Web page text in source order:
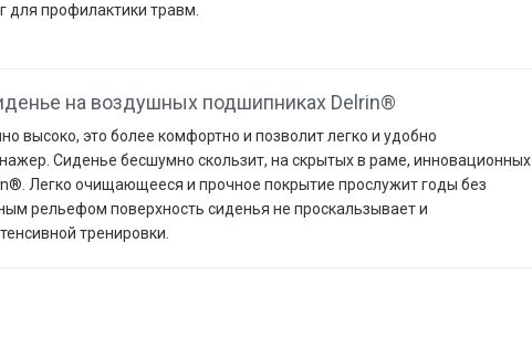
для профилактики травм.
на воздушных подшипниках Delrin®
высоко, это более комфортно и позволит легко и удобно
Сиденье бесшумно скользит, на скрытых в раме, инновационных
Легко очищающееся и прочное покрытие прослужит годы без
рельефом поверхность сиденья не проскальзывает и
тренировки.